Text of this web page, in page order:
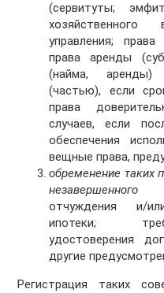
(сервитуты;
управления;
права аренды
(найма, аренды)
(частью), если
права
случаев, если
обеспечения
вещные права,
обременение таких
отчуждения и/
ипотеки;
удостоверения
другие
Регистрация таких